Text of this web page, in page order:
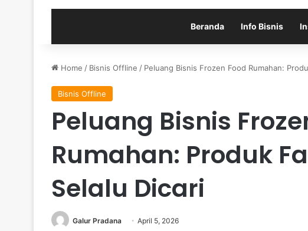
Beranda Info Bisnis
Home / Bisnis Offline / Peluang Bisnis Frozen Food Rumahan:
Bisnis Offline
Peluang Bisnis
Rumahan: Produk
Selalu Dicari
Galur Pradana April 5, 2026